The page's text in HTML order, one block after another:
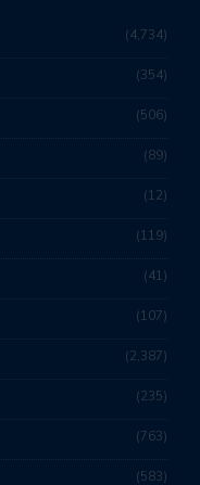
4,734
354
506
89
12
119
41
107
2,387
235
763
583